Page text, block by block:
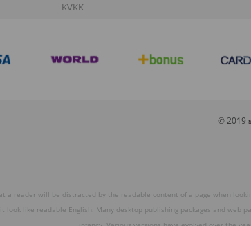
KVKK
© 2019
a reader will be distracted by the readable content of a page when
look like readable English. Many desktop publishing packages and